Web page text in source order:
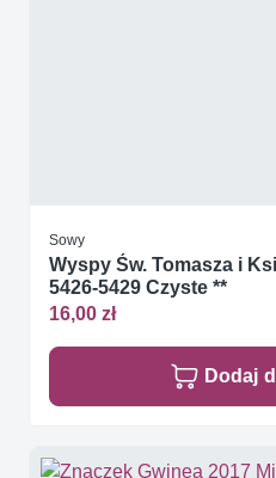
Sowy
Wyspy Św. Tomasza i
5426-5429 Czyste **
16,00 zł
Dodaj